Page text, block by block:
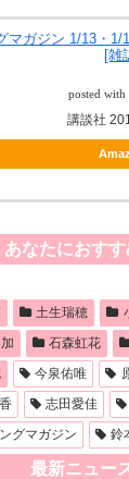
マガジン 1/13・1/
[雑
posted with
講談社
あなたにおすす
土生瑞穂
石森虹花
今泉佑唯
志田愛佳
グマガジン 鈴
最新ニュー